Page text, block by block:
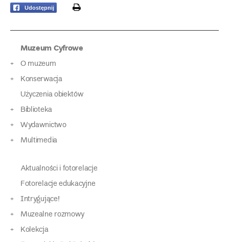
Udostępnij print
Muzeum Cyfrowe
O muzeum
Konserwacja
Użyczenia obiektów
Biblioteka
Wydawnictwo
Multimedia
Aktualności i fotorelacje
Fotorelacje edukacyjne
Intrygujące!
Muzealne rozmowy
Kolekcja